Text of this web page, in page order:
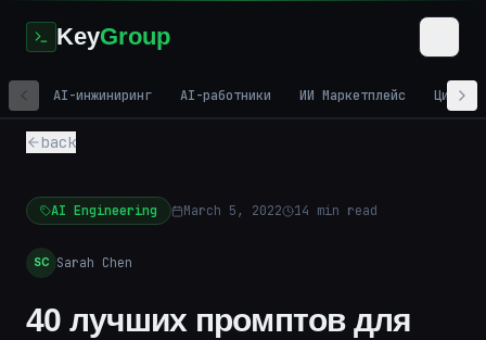
KeyGroup
AI-инжиниринг AI-работники ИИ Маркетплейс
back
AI Engineering March 5, 2022 14 min read
SC Sarah Chen
40 лучших промптов для